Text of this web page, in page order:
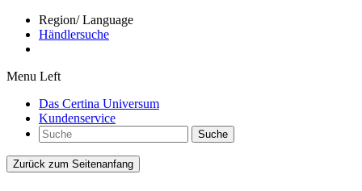
Region/ Language
Händlersuche
Menu Left
Das Certina Universum
Kundenservice
Suche
Zurück zum Seitenanfang